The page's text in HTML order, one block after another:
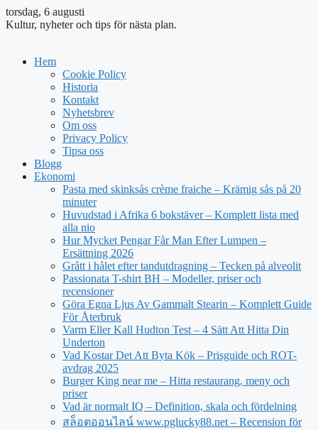
torsdag, 6 augusti
Kultur, nyheter och tips för nästa plan.
Hem
Cookie Policy
Historia
Kontakt
Nyhetsbrev
Om oss
Privacy Policy
Tipsa oss
Blogg
Ekonomi
Pasta med skinksås crème fraiche – Krämig sås på 20
minuter
Huvudstad i Afrika 6 bokstäver – Komplett lista med
alla nio
Hur Mycket Pengar Får Man Efter Lumpen –
Ersättning 2026
Grått i hålet efter tandutdragning – Tecken på alveolit
Passionata T-shirt BH – Modeller, priser och
recensioner
Göra Egna Ljus Av Gammalt Stearin – Komplett Guide
För Återbruk
Varm Eller Kall Hudton Test – 4 Sätt Att Hitta Din
Underton
Vad Kostar Det Att Byta Kök – Prisguide och ROT-
avdrag 2025
Burger King near me – Hitta restaurang, meny och
priser
Vad är normalt IQ – Definition, skala och fördelning
สล็อตออนไลน์ www.pglucky88.net – Recension för